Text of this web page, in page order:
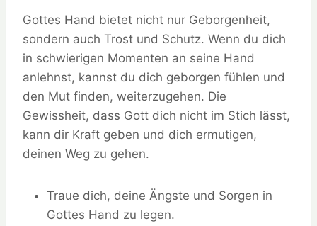
Gottes Hand bietet nicht nur Geborgenheit,
sondern auch Trost und Schutz. Wenn du dich
in schwierigen Momenten an seine Hand
anlehnst, kannst du dich geborgen fühlen und
den Mut finden, weiterzugehen. Die
Gewissheit, dass Gott dich nicht im Stich lässt,
kann dir Kraft geben und dich ermutigen,
deinen Weg zu gehen.
Traue dich, deine Ängste und Sorgen in
Gottes Hand zu legen.